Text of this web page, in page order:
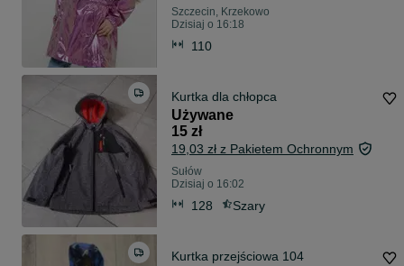
Szczecin, Krzekowo
Dzisiaj o 16:18
110
Kurtka dla chłopca
Używane
15 zł
19,03 zł z Pakietem Ochronnym
Sułów
Dzisiaj o 16:02
128 Szary
Kurtka przejściowa 104